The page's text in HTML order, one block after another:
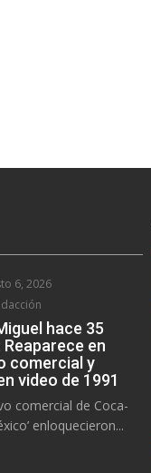
6, 2026
hace 35
Reaparece en
comercial y
video de 1991
comercial de Coca-
enloquecieron...